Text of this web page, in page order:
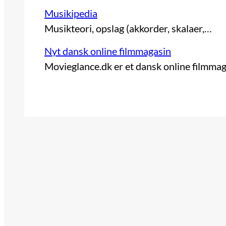
Musikipedia
Musikteori, opslag (akkorder, skalaer,…
Nyt dansk online filmmagasin
Movieglance.dk er et dansk online